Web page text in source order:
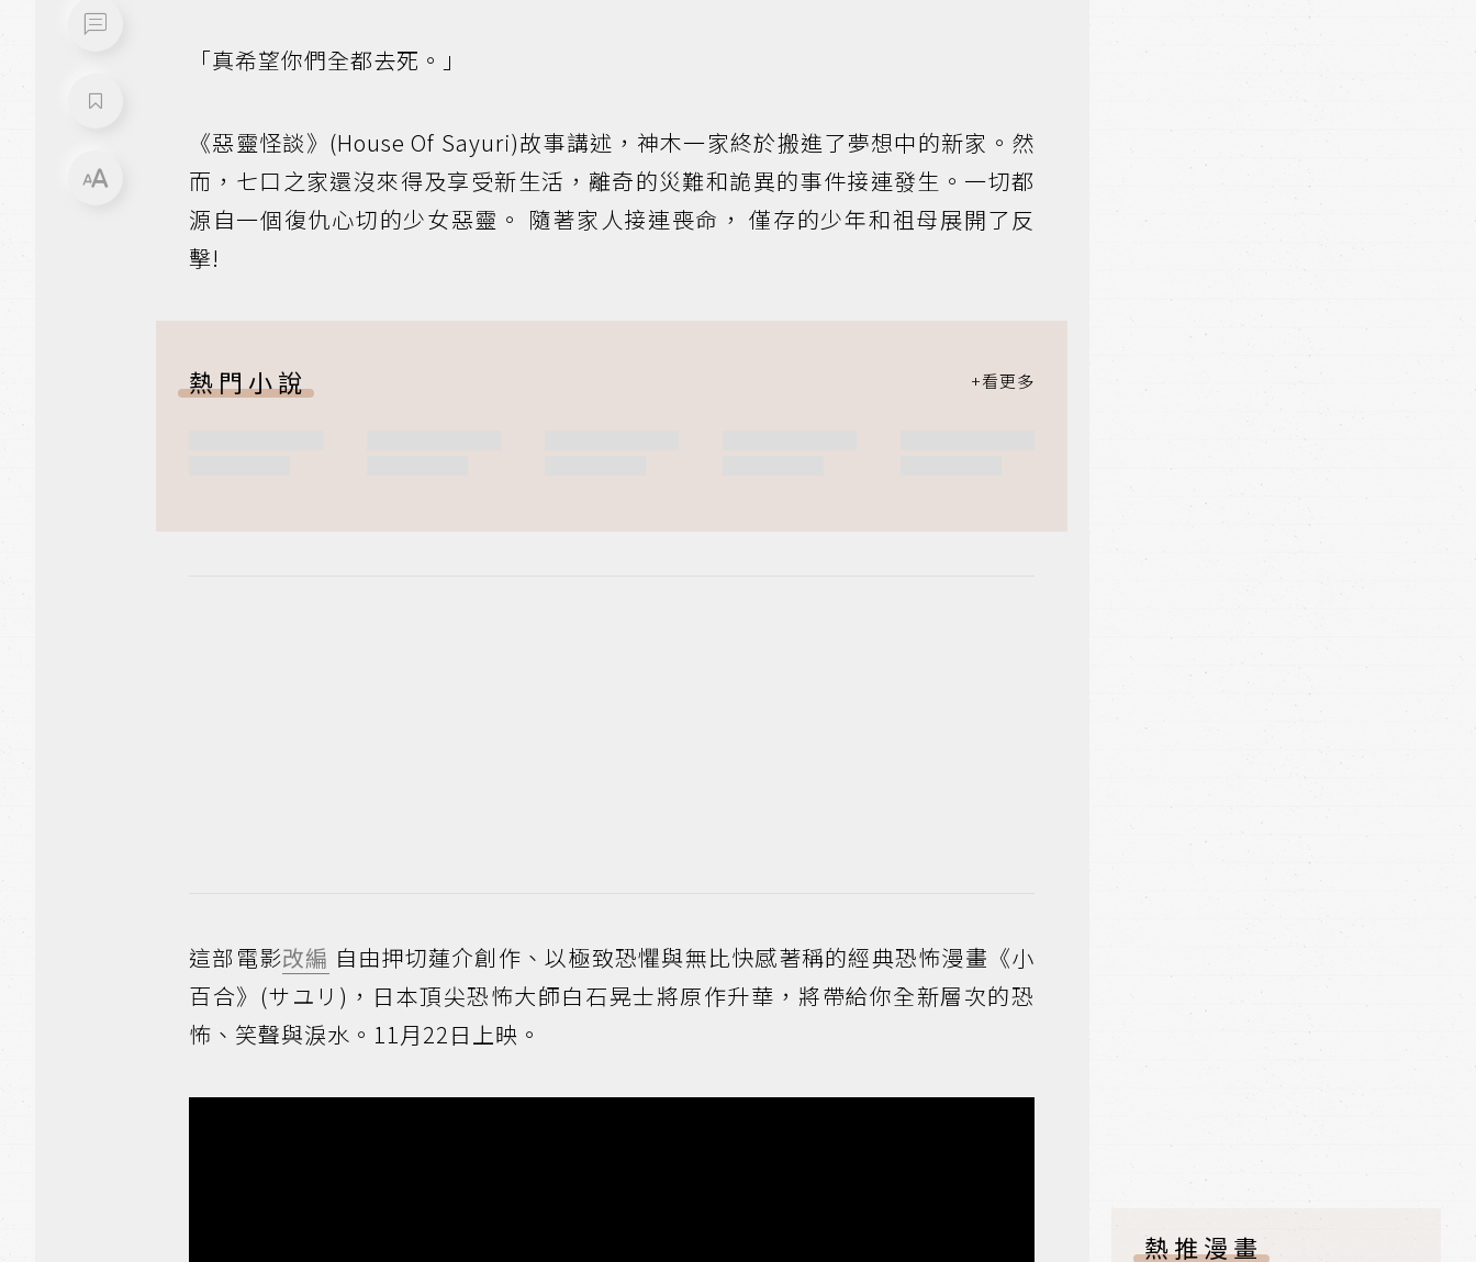
「真希望你們全都去死。」
《惡靈怪談》(House Of Sayuri)故事講述，神木一家終於搬進了夢想中的新家。然
而，七口之家還沒來得及享受新生活，離奇的災難和詭異的事件接連發生。一切都
源自一個復仇心切的少女惡靈。 隨著家人接連喪命， 僅存的少年和祖母展開了反
擊!
熱門小說
這部電影改編 自由押切蓮介創作、以極致恐懼與無比快感著稱的經典恐怖漫畫《小
百合》(サユリ)，日本頂尖恐怖大師白石晃士將原作升華，將帶給你全新層次的恐
怖、笑聲與淚水。11月22日上映。
熱推漫畫